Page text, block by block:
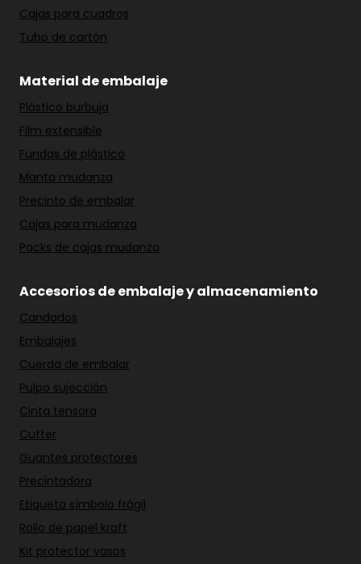
Cajas para cuadros
Tubo de cartón
Material de embalaje
Plástico burbuja
Film extensible
Fundas de plástico
Manta mudanza
Precinto de embalar
Cajas para mudanza
Packs de cajas mudanza
Accesorios de embalaje y almacenamiento
Candados
Embalajes
Cuerda de embalar
Pulpo sujección
Cinta tensora
Cutter
Guantes protectores
Precintadora
Etiqueta símbolo frágil
Rollo de papel kraft
Kit protector vasos